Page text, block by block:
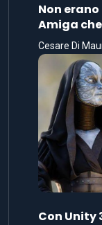
Non
Amiga
Cesare Di
Con Unity